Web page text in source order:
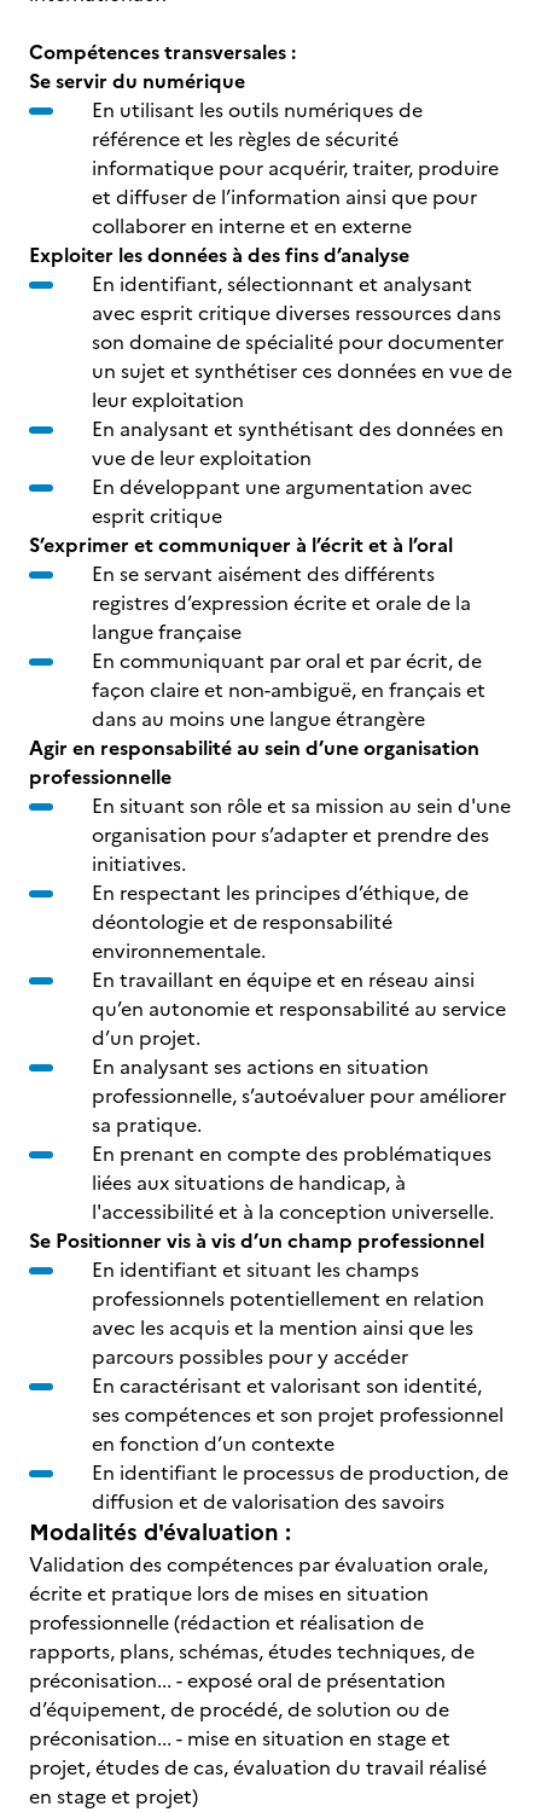
Compétences transversales :
Se servir du numérique
En utilisant les outils numériques de
référence et les règles de sécurité
informatique pour acquérir, traiter, produire
et diffuser de l’information ainsi que pour
collaborer en interne et en externe
Exploiter les données à des fins d’analyse
En identifiant, sélectionnant et analysant
avec esprit critique diverses ressources dans
son domaine de spécialité pour documenter
un sujet et synthétiser ces données en vue de
leur exploitation
En analysant et synthétisant des données en
vue de leur exploitation
En développant une argumentation avec
esprit critique
S’exprimer et communiquer à l’écrit et à l’oral
En se servant aisément des différents
registres d’expression écrite et orale de la
langue française
En communiquant par oral et par écrit, de
façon claire et non-ambiguë, en français et
dans au moins une langue étrangère
Agir en responsabilité au sein d’une organisation
professionnelle
En situant son rôle et sa mission au sein d'une
organisation pour s’adapter et prendre des
initiatives.
En respectant les principes d’éthique, de
déontologie et de responsabilité
environnementale.
En travaillant en équipe et en réseau ainsi
qu’en autonomie et responsabilité au service
d’un projet.
En analysant ses actions en situation
professionnelle, s’autoévaluer pour améliorer
sa pratique.
En prenant en compte des problématiques
liées aux situations de handicap, à
l'accessibilité et à la conception universelle.
Se Positionner vis à vis d’un champ professionnel
En identifiant et situant les champs
professionnels potentiellement en relation
avec les acquis et la mention ainsi que les
parcours possibles pour y accéder
En caractérisant et valorisant son identité,
ses compétences et son projet professionnel
en fonction d’un contexte
En identifiant le processus de production, de
diffusion et de valorisation des savoirs
Modalités d'évaluation :
Validation des compétences par évaluation orale,
écrite et pratique lors de mises en situation
professionnelle (rédaction et réalisation de
rapports, plans, schémas, études techniques, de
préconisation... - exposé oral de présentation
d’équipement, de procédé, de solution ou de
préconisation... - mise en situation en stage et
projet, études de cas, évaluation du travail réalisé
en stage et projet)